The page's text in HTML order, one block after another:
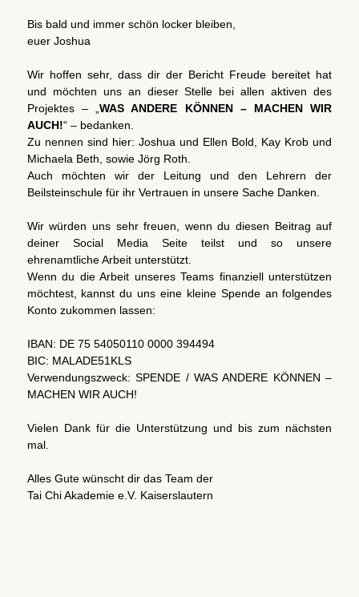
Bis bald und immer schön locker bleiben,
euer Joshua
Wir hoffen sehr, dass dir der Bericht Freude bereitet hat
und möchten uns an dieser Stelle bei allen aktiven des
Projektes – „WAS ANDERE KÖNNEN – MACHEN WIR
AUCH!“ – bedanken.
Zu nennen sind hier: Joshua und Ellen Bold, Kay Krob und
Michaela Beth, sowie Jörg Roth.
Auch möchten wir der Leitung und den Lehrern der
Beilsteinschule für ihr Vertrauen in unsere Sache Danken.
Wir würden uns sehr freuen, wenn du diesen Beitrag auf
deiner Social Media Seite teilst und so unsere
ehrenamtliche Arbeit unterstützt.
Wenn du die Arbeit unseres Teams finanziell unterstützen
möchtest, kannst du uns eine kleine Spende an folgendes
Konto zukommen lassen:
IBAN: DE 75 54050110 0000 394494
BIC: MALADE51KLS
Verwendungszweck: SPENDE / WAS ANDERE KÖNNEN –
MACHEN WIR AUCH!
Vielen Dank für die Unterstützung und bis zum nächsten
mal.
Alles Gute wünscht dir das Team der
Tai Chi Akademie e.V. Kaiserslautern